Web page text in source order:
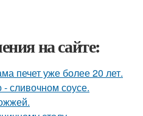
на сайте:
печет уже более 20 лет.
сливочном соусе.